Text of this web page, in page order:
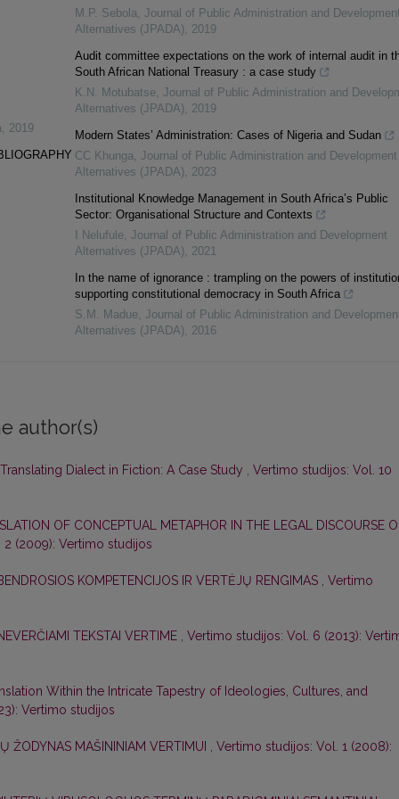
, 2019
M.P. Sebola, Journal of Public Administration and Development
Alternatives (JPADA), 2019
Audit committee expectations on the work of internal audit in
South African National Treasury : a case study
K.N. Motubatse, Journal of Public Administration and
Alternatives (JPADA), 2019
Modern States’ Administration: Cases of Nigeria and Sudan
CC Khunga, Journal of Public Administration and Development
Alternatives (JPADA), 2023
Institutional Knowledge Management in South Africa’s Public
Sector: Organisational Structure and Contexts
I Nelufule, Journal of Public Administration and Development
Alternatives (JPADA), 2021
In the name of ignorance : trampling on the powers of
supporting constitutional democracy in South Africa
S.M. Madue, Journal of Public Administration and
Alternatives (JPADA), 2016
author(s)
Translating Dialect in Fiction: A Case Study , Vertimo studijos: Vol. 10
OF CONCEPTUAL METAPHOR IN THE LEGAL DISCOURSE
(2009): Vertimo studijos
KOMPETENCIJOS IR VERTĖJŲ RENGIMAS , Vertimo
TEKSTAI VERTIME , Vertimo studijos: Vol. 6 (2013):
Within the Intricate Tapestry of Ideologies, Cultures, and
Vertimo studijos
ŽODYNAS MAŠININIAM VERTIMUI , Vertimo studijos: Vol. 1 (2008):